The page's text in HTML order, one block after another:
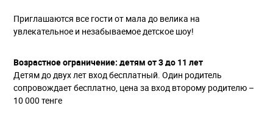
Приглашаются все гости от мала до велика на
увлекательное и незабываемое детское шоу!
Возрастное ограничение: детям от 3 до 11 лет
Детям до двух лет вход бесплатный. Один родитель
сопровождает бесплатно, цена за вход второму родителю –
10 000 тенге